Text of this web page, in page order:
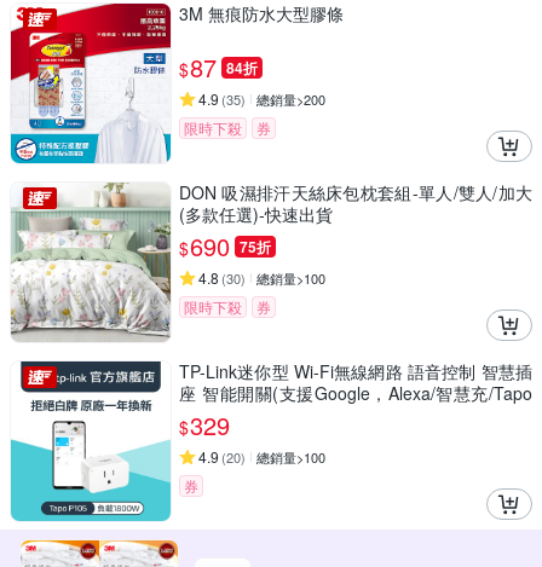
3M 無痕防水大型膠條
$87 84折
4.9 (35) 總銷量>200
限時下殺 券
DON 吸濕排汗天絲床包枕套組-單人/雙人/加大
(多款任選)-快速出貨
$690 75折
4.8 (30) 總銷量>100
限時下殺 券
TP-Link迷你型 Wi-Fi無線網路 語音控制 智慧插
座 智能開關(支援Google，Alexa/智慧充/Tapo
P105)
$329
4.9 (20) 總銷量>100
券